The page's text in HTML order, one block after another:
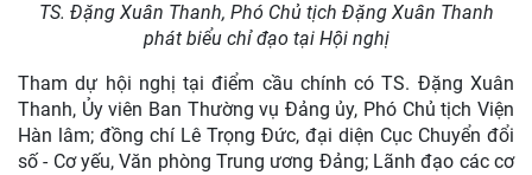
TS. Đặng Xuân Thanh, Phó Chủ tịch Đặng Xuân Thanh
phát biểu chỉ đạo tại Hội nghị
Tham dự hội nghị tại điểm cầu chính có TS. Đặng Xuân
Thanh, Ủy viên Ban Thường vụ Đảng ủy, Phó Chủ tịch Viện
Hàn lâm; đồng chí Lê Trọng Đức, đại diện Cục Chuyển đổi
số - Cơ yếu, Văn phòng Trung ương Đảng; Lãnh đạo các cơ